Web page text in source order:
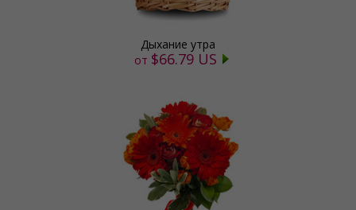
Дыхание утра
от $66.79 US